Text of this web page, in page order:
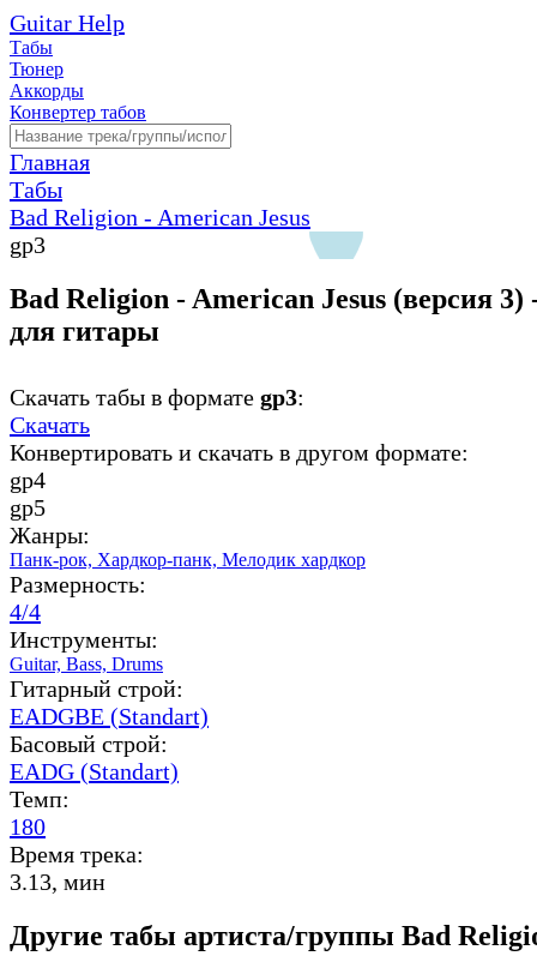
Guitar Help
Табы
Тюнер
Аккорды
Конвертер табов
Главная
Табы
Bad Religion - American Jesus
gp3
Bad Religion - American Jesus (версия 3)
для гитары
Скачать табы в формате gp3:
Скачать
Конвертировать и скачать в другом формате:
gp4
gp5
Жанры:
Панк-рок, Хардкор-панк, Мелодик хардкор
Размерность:
4/4
Инструменты:
Guitar, Bass, Drums
Гитарный строй:
EADGBE (Standart)
Басовый строй:
EADG (Standart)
Темп:
180
Время трека:
3.13, мин
Другие табы артиста/группы Bad